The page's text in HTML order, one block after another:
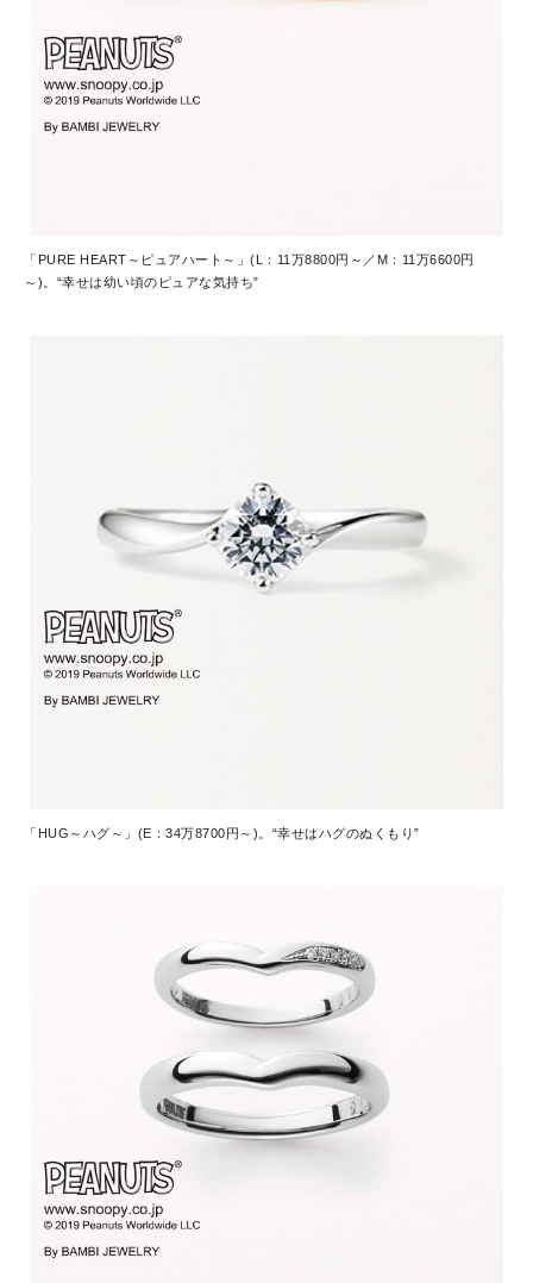
「PURE HEART～ピュアハート～」(L：11万8800円～／M：11万6600円
～)。“幸せは幼い頃のピュアな気持ち”
「HUG～ハグ～」(E：34万8700円～)。“幸せはハグのぬくもり”